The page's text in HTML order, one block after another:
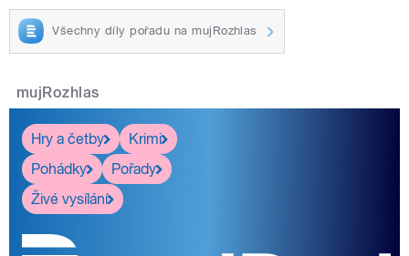
Všechny díly pořadu na mujRozhlas
mujRozhlas
Hry a četby
Krimi
Pohádky
Pořady
Živé vysílání